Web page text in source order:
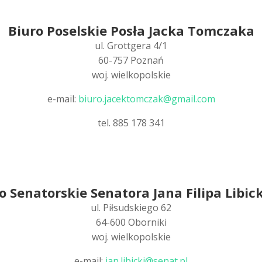
Biuro Poselskie Posła Jacka Tomczaka
ul. Grottgera 4/1
60-757 Poznań
woj. wielkopolskie
e-mail: biuro.jacektomczak@gmail.com
tel. 885 178 341
Senatorskie Senatora Jana Filipa
ul. Piłsudskiego 62
64-600 Oborniki
woj. wielkopolskie